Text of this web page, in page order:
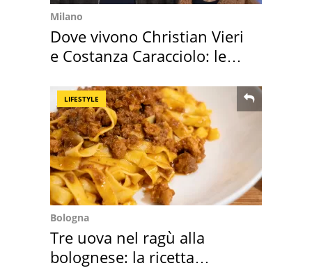
Milano
Dove vivono Christian Vieri
e Costanza Caracciolo: le
LIFESTYLE
Bologna
Tre uova nel ragù alla
bolognese: la ricetta